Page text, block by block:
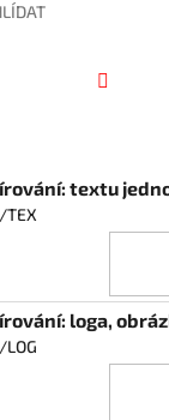
textu
TEX
loga,